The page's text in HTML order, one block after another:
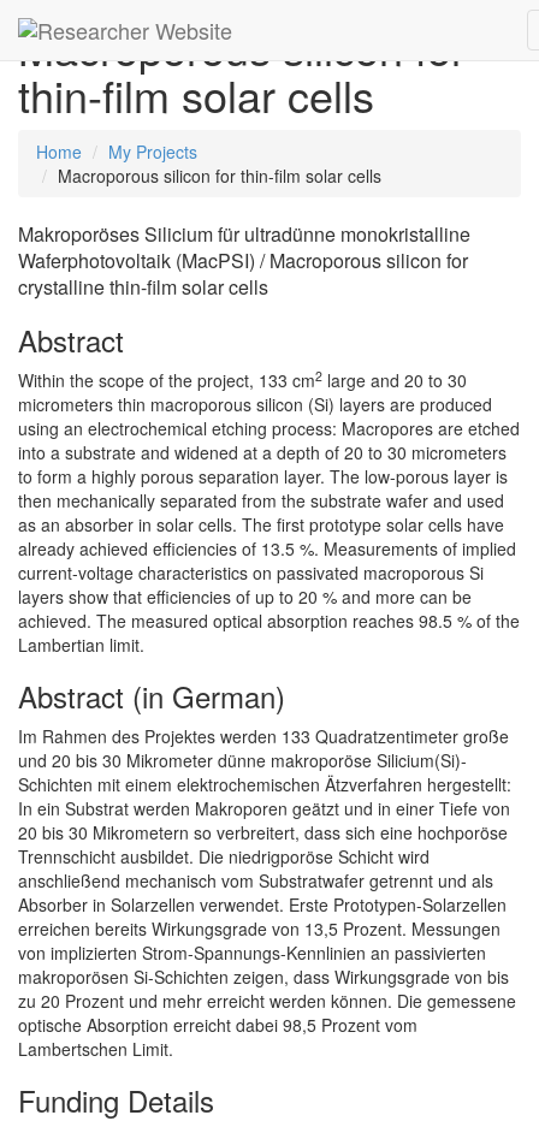
Macroporous silicon for
thin-film solar cells
Home
My Projects
Macroporous silicon for thin-film solar cells
Makroporöses Silicium für ultradünne monokristalline
Waferphotovoltaik (MacPSI) / Macroporous silicon for
crystalline thin-film solar cells
Abstract
Within the scope of the project, 133 cm2 large and 20 to 30
micrometers thin macroporous silicon (Si) layers are produced
using an electrochemical etching process: Macropores are etched
into a substrate and widened at a depth of 20 to 30 micrometers
to form a highly porous separation layer. The low-porous layer is
then mechanically separated from the substrate wafer and used
as an absorber in solar cells. The first prototype solar cells have
already achieved efficiencies of 13.5 %. Measurements of implied
current-voltage characteristics on passivated macroporous Si
layers show that efficiencies of up to 20 % and more can be
achieved. The measured optical absorption reaches 98.5 % of the
Lambertian limit.
Abstract (in German)
Im Rahmen des Projektes werden 133 Quadratzentimeter große
und 20 bis 30 Mikrometer dünne makroporöse Silicium(Si)-
Schichten mit einem elektrochemischen Ätzverfahren hergestellt:
In ein Substrat werden Makroporen geätzt und in einer Tiefe von
20 bis 30 Mikrometern so verbreitert, dass sich eine hochporöse
Trennschicht ausbildet. Die niedrigporöse Schicht wird
anschließend mechanisch vom Substratwafer getrennt und als
Absorber in Solarzellen verwendet. Erste Prototypen-Solarzellen
erreichen bereits Wirkungsgrade von 13,5 Prozent. Messungen
von implizierten Strom-Spannungs-Kennlinien an passivierten
makroporösen Si-Schichten zeigen, dass Wirkungsgrade von bis
zu 20 Prozent und mehr erreicht werden können. Die gemessene
optische Absorption erreicht dabei 98,5 Prozent vom
Lambertschen Limit.
Funding Details